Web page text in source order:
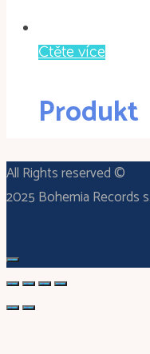
Čtěte více
Produkt
All Rights reserved ©
2025 Bohemia Records